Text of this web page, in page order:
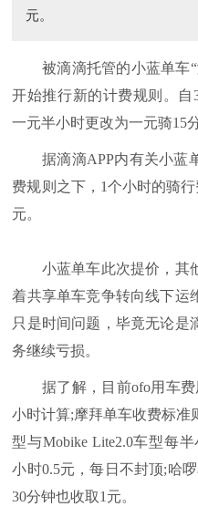
元。
被滴滴托管的小蓝单车“
开始推行新的计费规则。
一元半小时更改为一元骑15
据滴滴APP内有关小蓝
费规则之下，1个小时的骑
元。
小蓝单车此次提价，其
着共享单车竞争转向线下运
只是时间问题，毕竟无论是
务继续亏损。
据了解，目前ofo用车费
小时计算;摩拜单车收费标准
型与Mobike Lite2.0车型每
小时0.5元，每日不封顶;哈
30分钟也收取1元。